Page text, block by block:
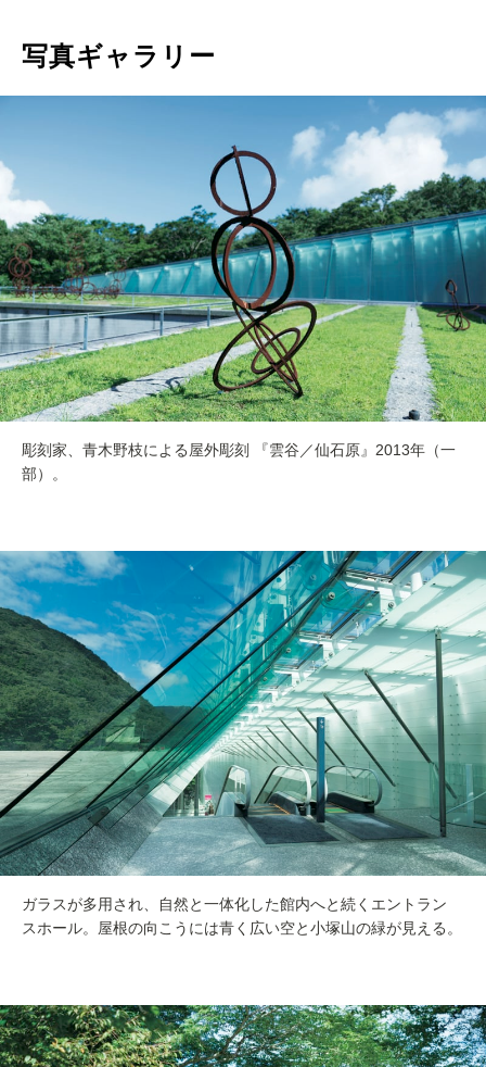
写真ギャラリー
彫刻家、青木野枝による屋外彫刻 『雲谷／仙石原』2013年（一
部）。
ガラスが多用され、自然と一体化した館内へと続くエントラン
スホール。屋根の向こうには青く広い空と小塚山の緑が見える。